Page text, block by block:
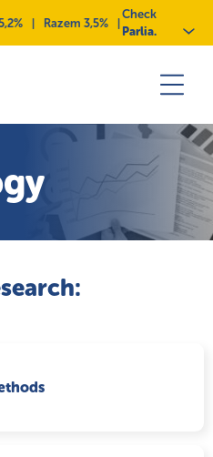
Razem 3,5% PSL 2,4%
Check
Parlia.